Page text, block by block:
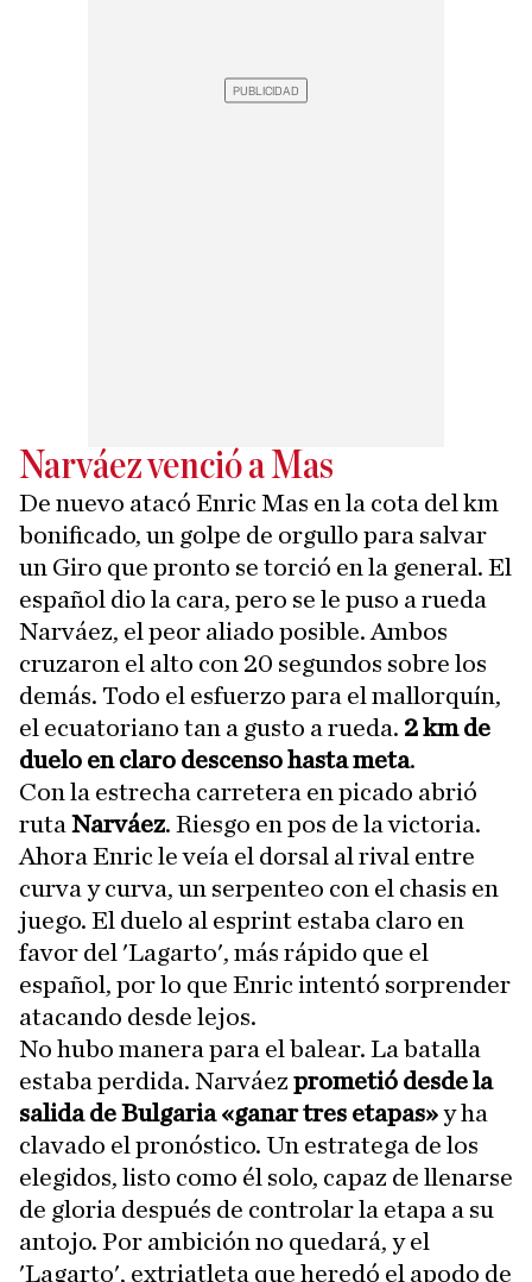
Narváez venció a Mas
De nuevo atacó Enric Mas en la cota del km
bonificado, un golpe de orgullo para salvar
un Giro que pronto se torció en la general. El
español dio la cara, pero se le puso a rueda
Narváez, el peor aliado posible. Ambos
cruzaron el alto con 20 segundos sobre los
demás. Todo el esfuerzo para el mallorquín,
el ecuatoriano tan a gusto a rueda. 2 km de
duelo en claro descenso hasta meta.
Con la estrecha carretera en picado abrió
ruta Narváez. Riesgo en pos de la victoria.
Ahora Enric le veía el dorsal al rival entre
curva y curva, un serpenteo con el chasis en
juego. El duelo al esprint estaba claro en
favor del 'Lagarto', más rápido que el
español, por lo que Enric intentó sorprender
atacando desde lejos.
No hubo manera para el balear. La batalla
estaba perdida. Narváezprometió desde la
salida de Bulgaria «ganar tres etapas»y ha
clavado el pronóstico. Un estratega de los
elegidos, listo como él solo, capaz de llenarse
de gloria después de controlar la etapa a su
antojo. Por ambición no quedará, y el
'Lagarto', extriatleta que heredó el apodo de